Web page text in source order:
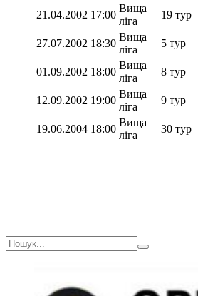
21.04.2002 17:00
Вища
ліга
19 тур
27.07.2002 18:30
Вища
ліга
5 тур
01.09.2002 18:00
Вища
ліга
8 тур
12.09.2002 19:00
Вища
ліга
9 тур
19.06.2004 18:00
Вища
ліга
30 тур